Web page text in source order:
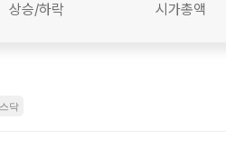
상승/하락 시가총액
닥